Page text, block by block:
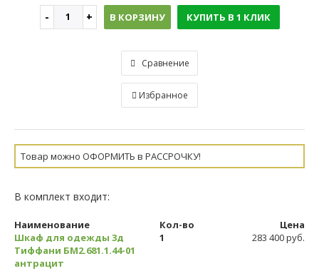
В КОРЗИНУ КУПИТЬ В 1 КЛИК
Сравнение
Избранное
Товар можно ОФОРМИТЬ в РАССРОЧКУ!
В комплект входит:
Наименование Кол-во
Цена
Шкаф для одежды 3д
Тиффани БМ2.681.1.44-01
антрацит
1 283 400 руб.